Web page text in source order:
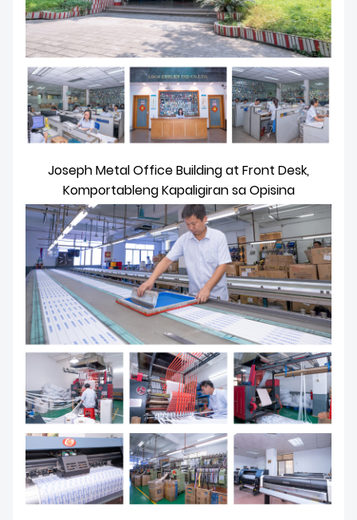
Joseph Metal Office Building at Front Desk,
Komportableng Kapaligiran sa Opisina